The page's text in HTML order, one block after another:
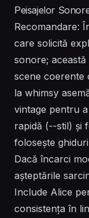
Peisajelor
Recomandare:
care solicită
sonore;
scene coerente
la whimsy
vintage pentru
rapidă (--stil) și
folosește
Dacă încarci
așteptările
Include Alice
consistența în